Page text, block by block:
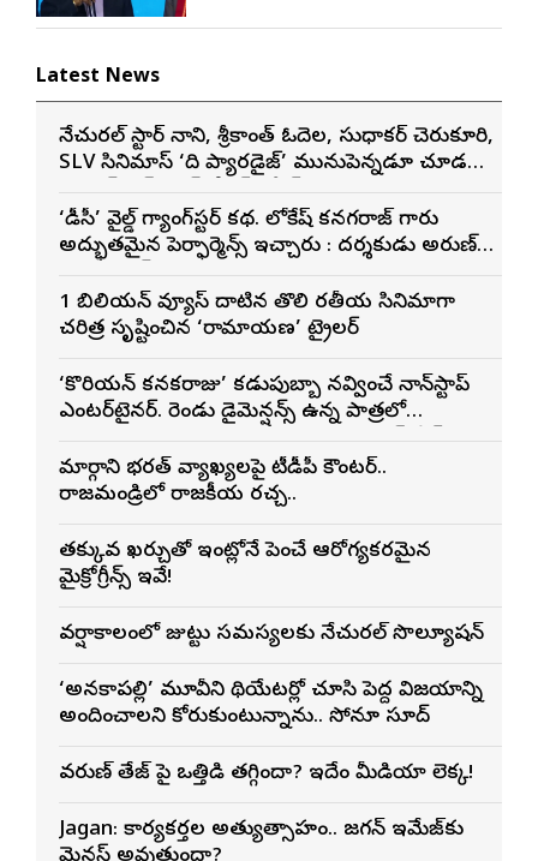
Latest News
నేచురల్ స్టార్ నాని, శ్రీకాంత్ ఓదెల, సుధాకర్ చెరుకూరి,
SLV సినిమాస్ ‘ది ప్యారడైజ్’ మునుపెన్నడూ చూడని
‘డీసీ’ వైల్డ్ గ్యాంగ్‌స్టర్ కథ. లోకేష్ కనగరాజ్ గారు
అద్భుతమైన పెర్ఫార్మెన్స్ ఇచ్చారు : దర్శకుడు అరుణ్
1 బిలియన్ వ్యూస్ దాటిన తొలి భారతీయ సినిమాగా
చరిత్ర సృష్టించిన ‘రామాయణ’ ట్రైలర్
‘కొరియన్ కనకరాజు’ కడుపుబ్బా నవ్వించే నాన్‌స్టాప్
ఎంటర్‌టైనర్. రెండు డైమెన్షన్స్ ఉన్న పాత్రలో
మార్గాని భరత్ వ్యాఖ్యలపై టీడీపీ కౌంటర్..
రాజమండ్రిలో రాజకీయ రచ్చ..
తక్కువ ఖర్చుతో ఇంట్లోనే పెంచే ఆరోగ్యకరమైన
మైక్రోగ్రీన్స్ ఇవే!
వర్షాకాలంలో జుట్టు సమస్యలకు నేచురల్ సొల్యూషన్
‘అనకాపల్లి’ మూవీని థియేటర్లో చూసి పెద్ద విజయాన్ని
అందించాలని కోరుకుంటున్నాను.. సోనూ సూద్
వరుణ్ తేజ్‌ పై ఒత్తిడి తగ్గిందా? ఇదేం మీడియా లెక్క!
Jagan: కార్యకర్తల అత్యుత్సాహం.. జగన్ ఇమేజ్‌కు